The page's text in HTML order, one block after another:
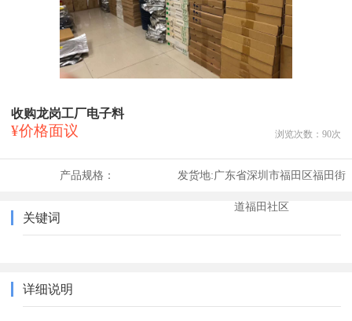
收购龙岗工厂电子料
¥价格面议 浏览次数： 90次
产品规格： 发货地:广东省深圳市福田区福田街
道福田社区
关键词
详细说明